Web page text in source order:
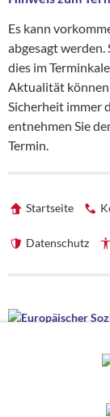
Es kann
abgesagt
dies im
Aktualität
Sicherheit immer
entnehmen Sie
Termin.
Startseite
Datenschutz
Die hessenweite
Union sowie aus
Ministeriums für